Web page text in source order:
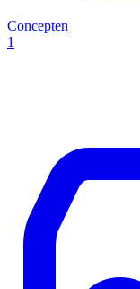
Concepten
1